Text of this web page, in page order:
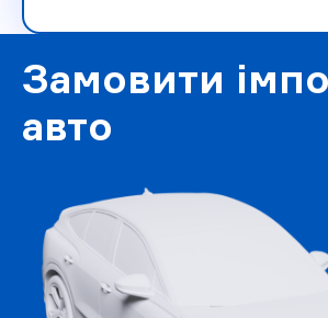
Замовити
авто